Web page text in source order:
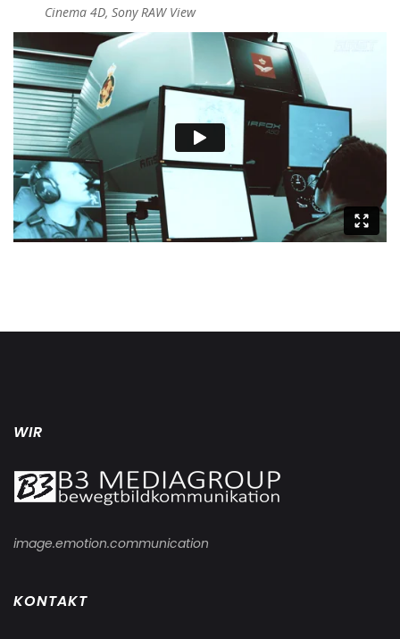
Cinema 4D, Sony RAW View
WIR
image.emotion.communication
KONTAKT